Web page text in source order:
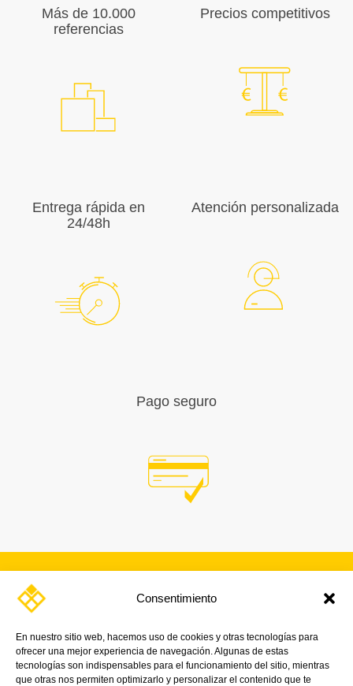
Consentimiento
En nuestro sitio web, hacemos uso de cookies y otras tecnologías para
ofrecer una mejor experiencia de navegación. Algunas de estas
tecnologías son indispensables para el funcionamiento del sitio, mientras
que otras nos permiten optimizarlo y personalizar el contenido que te
Más de 10.000
referencias
Precios competitivos
Entrega rápida en
24/48h
Atención personalizada
Pago seguro
SUSCRÍBETE A NUESTRA
¡Y mantente al día con nuestras noticias,
promociones y próximos eventos.